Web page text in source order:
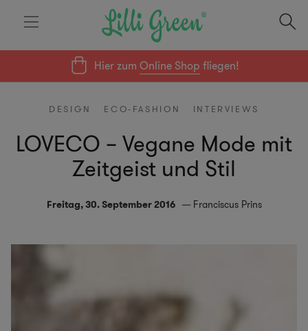
Hier zumOnline Shop fliegen!
DESIGN ECO-FASHION INTERVIEWS
LOVECO – Vegane Mode mit
Zeitgeist und Stil
Freitag, 30. September 2016 Franciscus Prins